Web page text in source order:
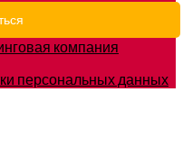
компания
персональных данных